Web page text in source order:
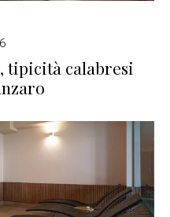
tipicità calabresi